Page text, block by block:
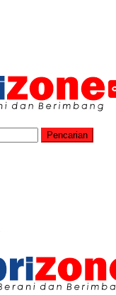
Pencarian